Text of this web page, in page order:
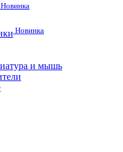
Новинка
Новинка
и мышь